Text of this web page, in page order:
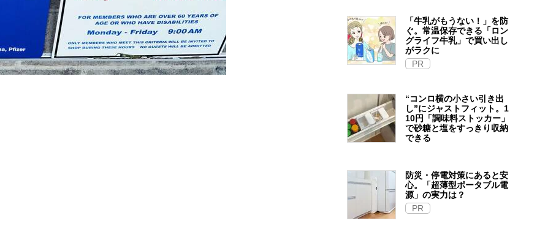
「牛乳がもうない！」を防
ぐ。常温保存できる「ロン
グライフ牛乳」で買い出し
がラクに
PR
“コンロ横の小さい引き出
し”にジャストフィット。1
10円「調味料ストッカー」
で砂糖と塩をすっきり収納
できる
防災・停電対策にあると安
心。「超薄型ポータブル電
源」の実力は？​
PR